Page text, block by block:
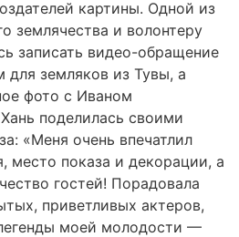
картины. Одной из
землячества и волонтеру
записать видео-обращение
земляков из Тувы, а
фото с Иваном
поделилась своими
«Меня очень впечатлил
место показа и декорации, а
гостей! Порадовала
приветливых актеров,
моей молодости —